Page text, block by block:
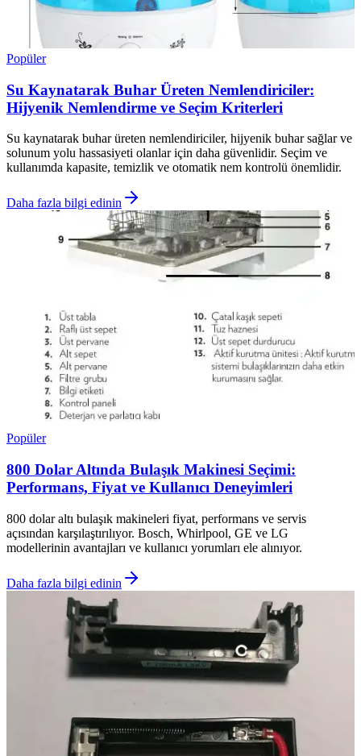
Popüler
Su Kaynatarak Buhar Üreten Nemlendiriciler:
Hijyenik Nemlendirme ve Seçim Kriterleri
Su kaynatarak buhar üreten nemlendiriciler, hijyenik buhar sağlar ve
solunum yolu hassasiyeti olanlar için daha güvenlidir. Seçim ve
kullanımda kapasite, temizlik ve otomatik nem kontrolü önemlidir.
Daha fazla bilgi edinin
Popüler
800 Dolar Altında Bulaşık Makinesi Seçimi:
Performans, Fiyat ve Kullanıcı Deneyimleri
800 dolar altı bulaşık makineleri fiyat, performans ve servis
açısından karşılaştırılıyor. Bosch, Whirlpool, GE ve LG
modellerinin avantajları ve kullanıcı yorumları ele alınıyor.
Daha fazla bilgi edinin